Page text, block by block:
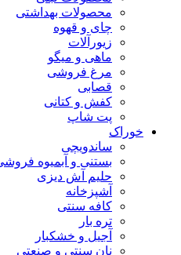
محصولات بهداشتی
چای و قهوه
زیورآلات
ماهی و میگو
مرغ فروشی
قصابی
کفش و کتانی
پت شاپ
خوراک
ساندویچی
بستنی و آبمیوه فروشی
حلیم آش دیزی
آشپزخانه
کافه سنتی
تره بار
آجیل و خشکبار
نان سنتی و صنعتی